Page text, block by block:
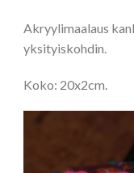
Akryylimaalaus
yksityiskohdin.
Koko: 20x2cm.